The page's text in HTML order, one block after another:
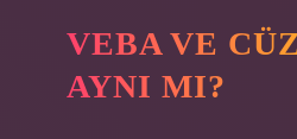
VEBA VE
AYNI MI?